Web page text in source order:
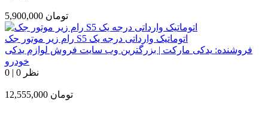
5,900,000 تومان
رام زیر موتور جک S5 اتوماتیک وارداتی درجه یک
فروشنده: یدکی مارکت | بزرگترین وب سایت فروش لوازم یدکی
خودرو
0 | 0 نظر
12,555,000 تومان